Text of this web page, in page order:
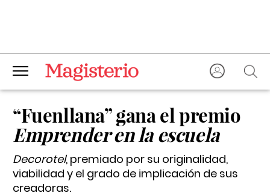
“Fuenllana” gana el premio
Emprender en la escuela
Decorotel, premiado por su originalidad,
viabilidad y el grado de implicación de sus
creadoras.